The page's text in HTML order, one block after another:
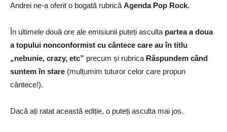
Andrei ne-a oferit o bogată rubrică Agenda Pop Rock.
În ultimele două ore ale emisiunii puteți asculta partea a doua
a topului nonconformist cu cântece care au în titlu
„nebunie, crazy, etc” precum și rubrica Răspundem când
suntem în stare (mulțumim tuturor celor care propun
cântece!).
Dacă ați ratat această ediție, o puteți asculta mai jos.